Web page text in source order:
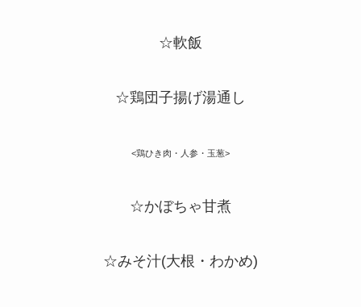
☆軟飯
☆鶏団子揚げ湯通し
<鶏ひき肉・人参・玉葱>
☆かぼちゃ甘煮
☆みそ汁(大根・わかめ)